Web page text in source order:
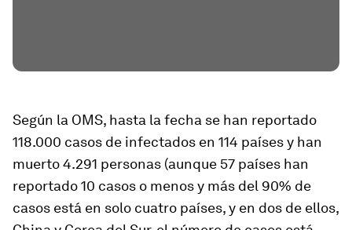
Según la OMS, hasta la fecha se han reportado
118.000 casos de infectados en 114 países y han
muerto 4.291 personas (aunque 57 países han
reportado 10 casos o menos y más del 90% de
casos está en solo cuatro países, y en dos de ellos,